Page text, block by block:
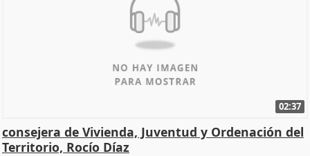
02:37
consejera de Vivienda, Juventud y Ordenación del
Territorio, Rocío Díaz